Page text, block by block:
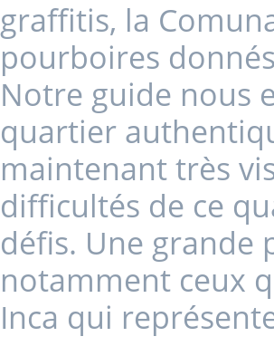
graffitis, la
pourboires
Notre guide nous
quartier
maintenant très
difficultés de ce
défis. Une grande
notamment ceux
Inca qui